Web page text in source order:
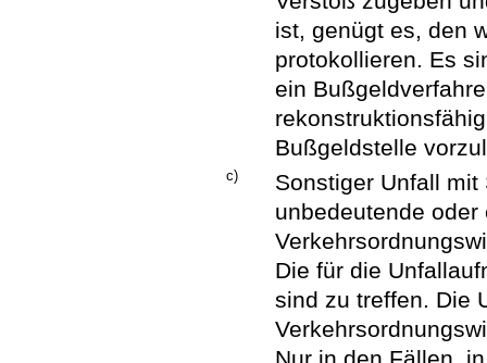
ist, genügt es, den
protokollieren. Es
ein
Bußgeldstelle
c)
Sonstiger Unfall
unbedeutende
Die für die
sind zu treffen. Die
Nur in den Fällen,